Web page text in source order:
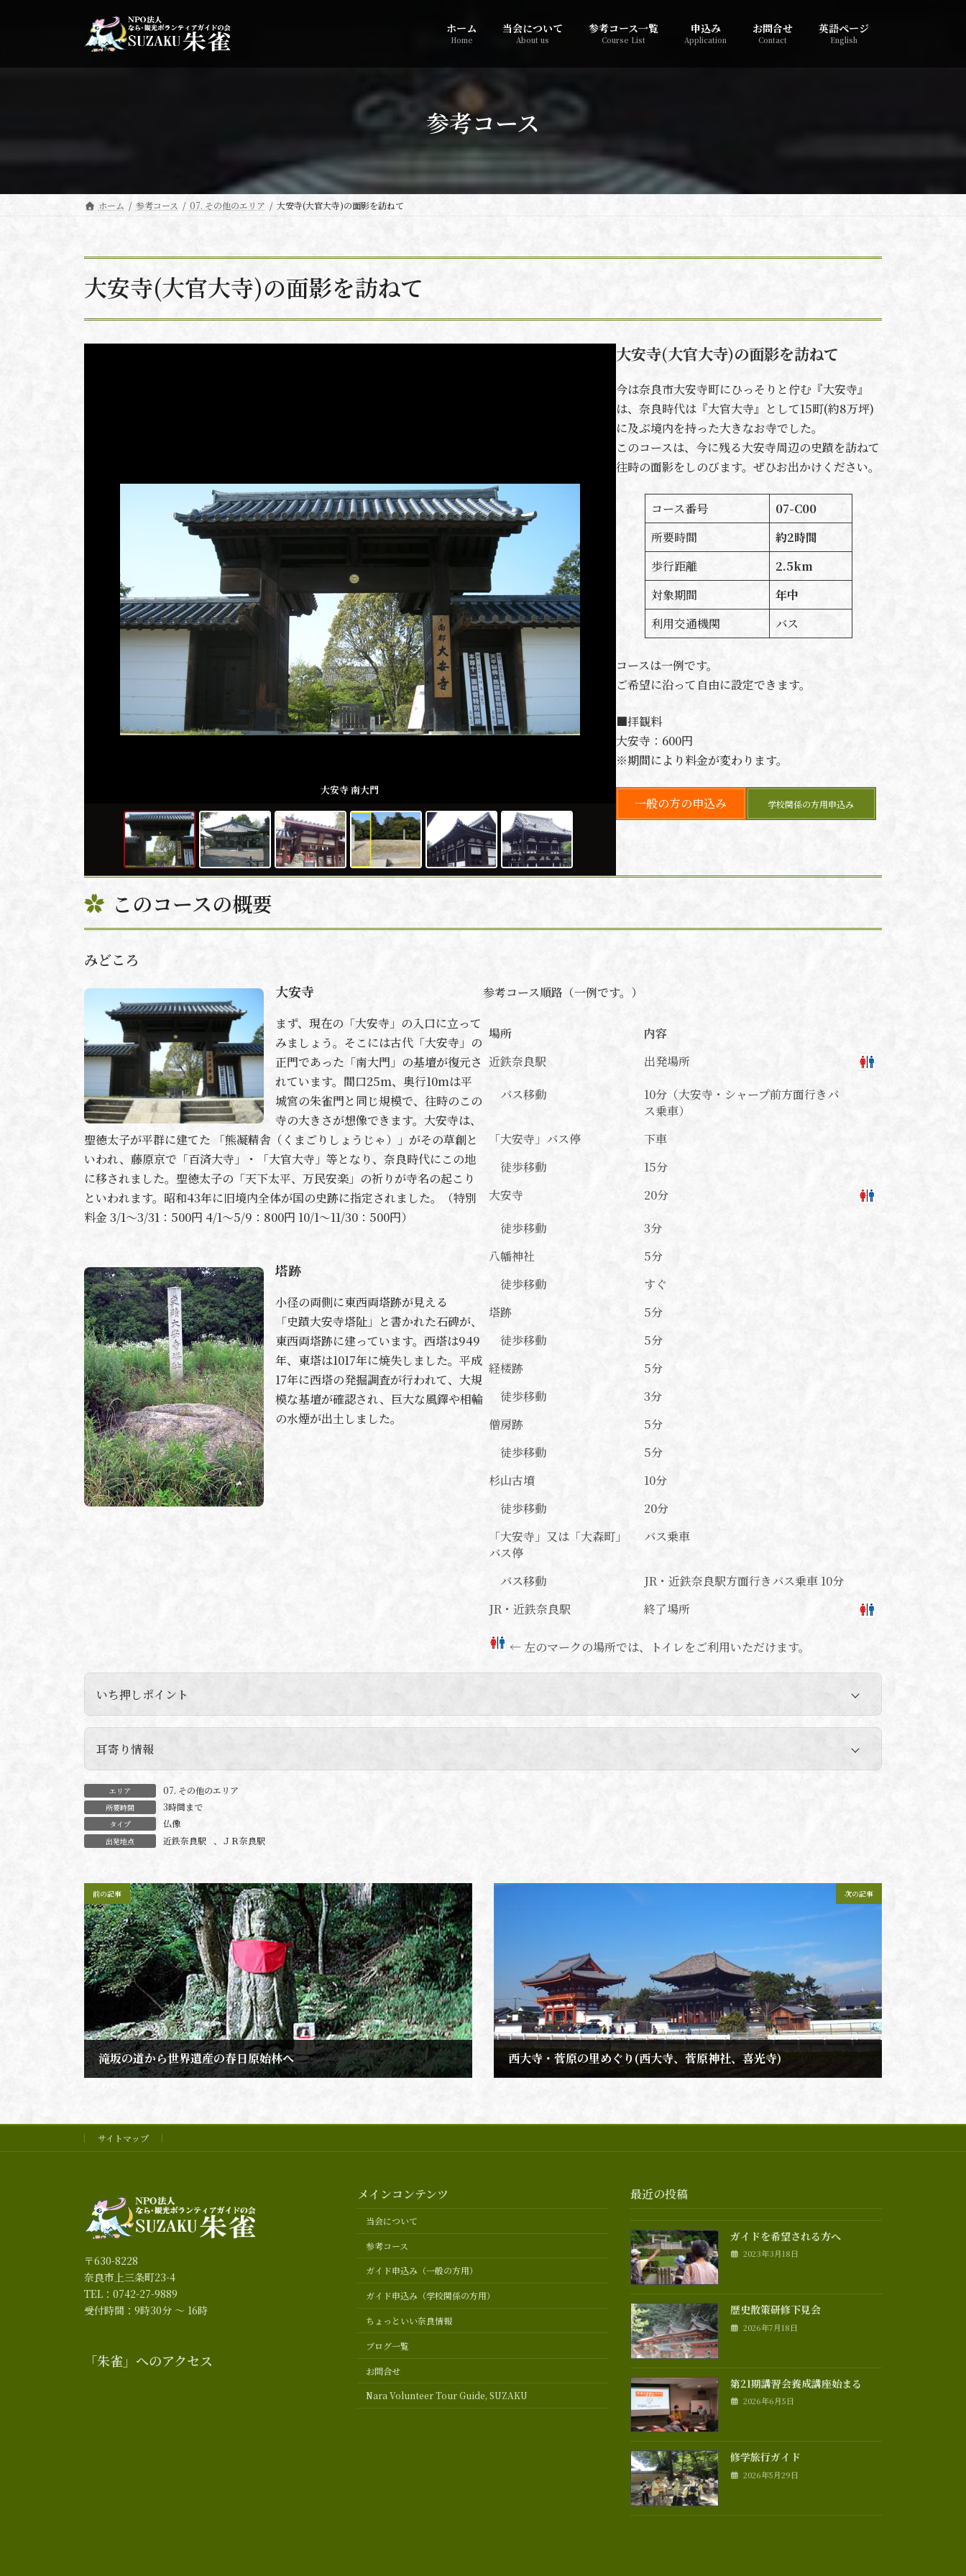
ホーム
Home
当会について
About us
参考コース一覧
Course List
申込み
Application
お問合せ
Contact
英語ページ
English
参考コース
ホーム 参考コース 07. その他のエリア 大安寺(大官大寺)の面影を訪ねて
大安寺(大官大寺)の面影を訪ねて
大安寺 南大門
大安寺(大官大寺)の面影を訪ねて
今は奈良市大安寺町にひっそりと佇む『大安寺』
は、奈良時代は『大官大寺』として15町(約8万坪)
に及ぶ境内を持った大きなお寺でした。
このコースは、今に残る大安寺周辺の史蹟を訪ねて
往時の面影をしのびます。ぜひお出かけください。
コース番号
07-C00
所要時間
約2時間
歩行距離
2.5km
対象期間
年中
利用交通機関
バス
コースは一例です。
ご希望に沿って自由に設定できます。
■拝観料
大安寺：600円
※期間により料金が変わります。
一般の方の申込み 学校関係の方用申込み
このコースの概要
みどころ
大安寺
まず、現在の「大安寺」の入口に立って
みましょう。そこには古代「大安寺」の
正門であった「南大門」の基壇が復元さ
れています。間口25m、奥行10mは平
城宮の朱雀門と同じ規模で、往時のこの
寺の大きさが想像できます。大安寺は、
聖徳太子が平群に建てた 「熊凝精舎（くまごりしょうじゃ）」がその草創と
いわれ、藤原京で「百済大寺」・「大官大寺」等となり、奈良時代にこの地
に移されました。聖徳太子の「天下太平、万民安楽」の祈りが寺名の起こり
といわれます。昭和43年に旧境内全体が国の史跡に指定されました。（特別
料金 3/1～3/31：500円 4/1～5/9：800円 10/1～11/30：500円）
塔跡
小径の両側に東西両塔跡が見える
「史蹟大安寺塔阯」と書かれた石碑が、
東西両塔跡に建っています。西塔は949
年、東塔は1017年に焼失しました。平成
17年に西塔の発掘調査が行われて、大規
模な基壇が確認され、巨大な風鐸や相輪
の水煙が出土しました。
参考コース順路（一例です。）
場所
内容
近鉄奈良駅
出発場所
バス移動
10分 （大安寺・シャープ前方面行きバ
ス乗車）
「大安寺」バス停
下車
徒歩移動
15分
大安寺
20分
徒歩移動
3分
八幡神社
5分
徒歩移動
すぐ
塔跡
5分
徒歩移動
5分
経楼跡
5分
徒歩移動
3分
僧房跡
5分
徒歩移動
5分
杉山古墳
10分
徒歩移動
20分
「大安寺」又は「大森町」
バス停
バス乗車
バス移動
JR・近鉄奈良駅方面行きバス乗車 10分
JR・近鉄奈良駅
終了場所
← 左のマークの場所では、トイレをご利用いただけます。
いち押しポイント
遺蹟やその要所に描かれている古代の伽藍配置図などをご覧になり、昔日の威容をしのんでいただ
きたいと思いますが、大安寺の歴史は概略次のようです。
伝えられ、639年に百済の地に移って最初の官大寺として百済大寺と呼ばれました。その後673年に
高市へ移され、677年に大官大寺と改称された後、716年に平城遷都に伴って現在地に移ってきまし
た。この地では、722年に元明天皇の一周忌法要が行われたり、翌年には元正天皇が一切経千五百九
十七巻を施入するなど、筆頭官寺としての役目を果たしていました。その後、唐から帰朝した道慈
安寺式の大伽藍と呼ばれ、光仁・桓武両朝にも盛大な法要が開かれています。本尊の十一面観音立
像、嘶堂（いななきどう）の馬頭観音立像、収蔵庫の不空羂索観音立像、聖観音立像、楊柳観音立
像、四天王立像の9体の木彫仏は、奈良時代末から平安時代初期にかけて造立されたもので、重要文
化財に指定されています。
耳寄り情報
エリア 07. その他のエリア
所要時間 3時間まで
タイプ 仏像
出発地点 近鉄奈良駅 、 ＪＲ奈良駅
前の記事
滝坂の道から世界遺産の春日原始林へ
次の記事
西大寺・菅原の里めぐり(西大寺、菅原神社、喜光寺)
サイトマップ
〒630-8228
奈良市上三条町23-4
TEL：0742-27-9889
受付時間：9時30分 ～ 16時
「朱雀」へのアクセス
メインコンテンツ
当会について
参考コース
ガイド申込み（一般の方用）
ガイド申込み（学校関係の方用）
ちょっといい奈良情報
ブログ一覧
お問合せ
Nara Volunteer Tour Guide, SUZAKU
最近の投稿
ガイドを希望される方へ
2023年3月18日
歴史散策研修下見会
2026年7月18日
第21期講習会養成講座始まる
2026年6月5日
修学旅行ガイド
2026年5月29日